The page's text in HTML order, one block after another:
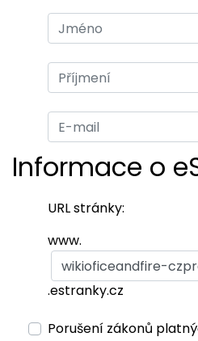
Informace o
URL stránky:
www.
.estranky.cz
Porušení zákonů